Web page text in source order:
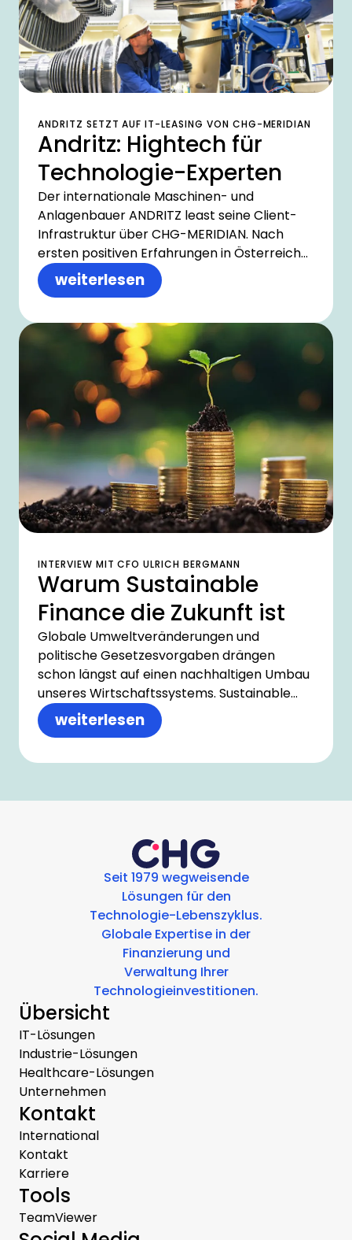
ANDRITZ SETZT AUF IT-LEASING VON CHG-MERIDIAN
Andritz: Hightech für
Technologie-Experten
Der internationale Maschinen- und
Anlagenbauer ANDRITZ least seine Client-
Infrastruktur über CHG-MERIDIAN. Nach
ersten positiven Erfahrungen in Österreich
wurde die Zusammenarbeit auch auf
Finnland erweitert, weitere
nachziehen. Gut, dass CHG-MERIDIAN
weltweit bestens aufgestellt ist.
weiterlesen
INTERVIEW MIT CFO ULRICH BERGMANN
Warum Sustainable
Finance die Zukunft ist
Globale Umweltveränderungen und
politische Gesetzesvorgaben drängen
schon längst auf einen nachhaltigen Umbau
unseres Wirtschaftssystems. Sustainable
Finance liefert dabei die wichtigsten
Finanzinstrumente, um die klimagerechte
vorantreiben zu können. Wie das
Ökonomie als Wettbewerbsvorteil fungiert,
MERIDIAN, im Interview.
weiterlesen
Seit 1979 wegweisende
Lösungen für den
Technologie-Lebenszyklus.
Globale Expertise in der
Finanzierung und
Verwaltung Ihrer
Technologieinvestitionen.
Übersicht
IT-Lösungen
Industrie-Lösungen
Healthcare-Lösungen
Unternehmen
Kontakt
International
Kontakt
Karriere
Tools
TeamViewer